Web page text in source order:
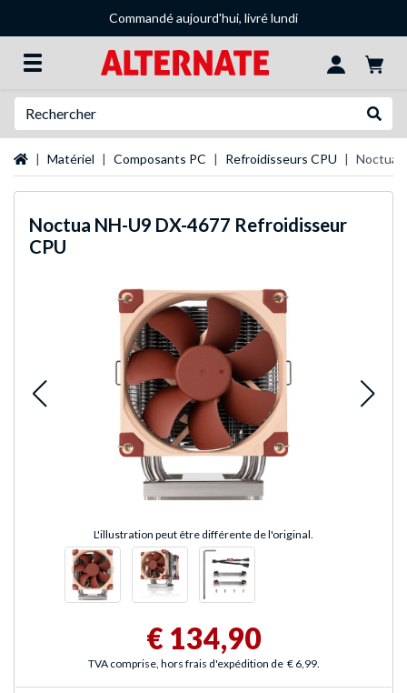
Commandé aujourd'hui, livré lundi
Page d'accueil
Matériel Composants PC Refroidisseurs CPU Noctua
Noctua NH-U9 DX-4677 Refroidisseur
CPU
L'illustration peut être différente de l'original.
€ 134,90
TVA comprise, hors frais d'expédition de € 6,99.